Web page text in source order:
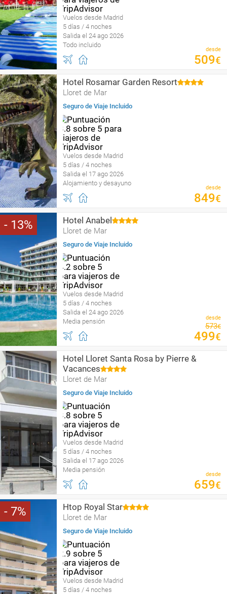
Vuelos desde Madrid
5 días / 4 noches
Salida el 24 ago 2026
Todo incluido
desde
509€
Hotel Rosamar Garden Resort
Lloret de Mar
Seguro de Viaje Incluido
Vuelos desde Madrid
5 días / 4 noches
Salida el 17 ago 2026
Alojamiento y desayuno
desde
849€
13 Hotel Anabel
Lloret de Mar
Seguro de Viaje Incluido
Vuelos desde Madrid
5 días / 4 noches
Salida el 24 ago 2026
Media pensión
desde
573€
499€
Hotel Lloret Santa Rosa by Pierre &
Vacances
Lloret de Mar
Seguro de Viaje Incluido
Vuelos desde Madrid
5 días / 4 noches
Salida el 17 ago 2026
Media pensión
desde
659€
7 Htop Royal Star
Lloret de Mar
Seguro de Viaje Incluido
Vuelos desde Madrid
5 días / 4 noches